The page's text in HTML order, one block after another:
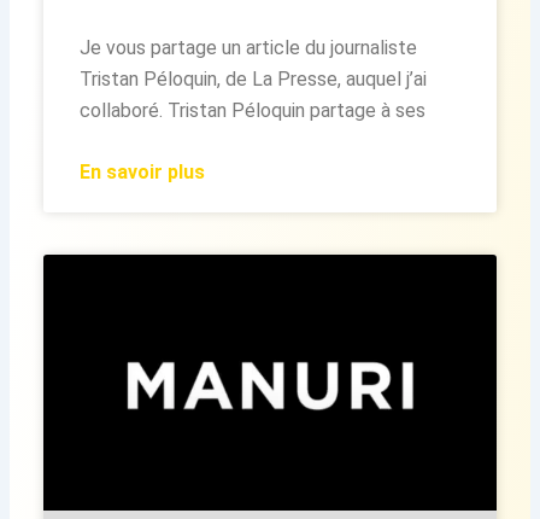
Je vous partage un article du journaliste
Tristan Péloquin, de La Presse, auquel j’ai
collaboré. Tristan Péloquin partage à ses
En savoir plus